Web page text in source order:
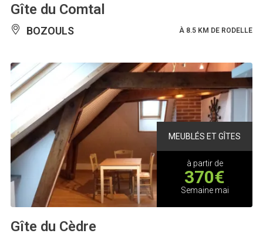
Gîte du Comtal
BOZOULS À 8.5 KM DE RODELLE
MEUBLÉS ET GÎTES
à partir de
370€
Semaine mai
Gîte du Cèdre